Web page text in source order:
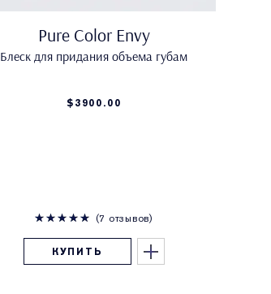
Pure Color Envy
Блеск для придания объема губам
$3900.00
7 отзывов
КУПИТЬ